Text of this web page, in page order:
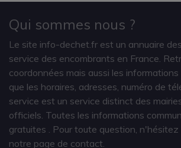
Qui sommes nous ?
Le site info-dechet.fr est un annuaire
service des encombrants en France.
coordonnées mais aussi les
que les horaires, adresses, numéro de
service est un service distinct des
officiels. Toutes les informations
gratuites
. Pour toute question,
notre page de contact.